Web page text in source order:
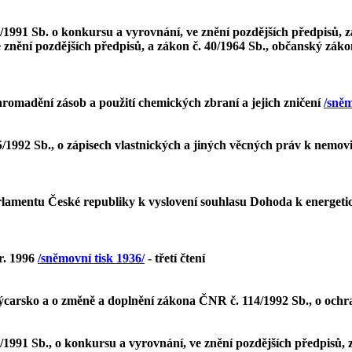
Sb. o konkursu a vyrovnání, ve znění pozdějších předpisů,
pozdějších předpisů, a zákon č. 40/1964 Sb., občanský
zásob a použití chemických zbraní a jejich zničení/
Sb., o zápisech vlastnických a jiných věcných práv k
České republiky k vyslovení souhlasu Dohoda k
1996 /sněmovní tisk 1936/- třetí čtení
a o změně a doplnění zákona ČNR č. 114/1992 Sb., o
Sb., o konkursu a vyrovnání, ve znění pozdějších předpisů,